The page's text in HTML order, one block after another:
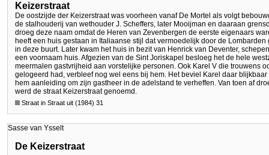
Keizerstraat
De oostzijde der Keizerstraat was voorheen vanaf De Mortel als volgt
de stalhouderij van wethouder J. Scheffers, later Mooijman en daaraan
droeg deze naam omdat de Heren van Zevenbergen de eerste eigenaars
heeft een huis gestaan in Italiaanse stijl dat vermoedelijk door de
in deze buurt. Later kwam het huis in bezit van Henrick van Deventer,
een voornaam huis. Afgezien van de Sint Joriskapel besloeg het de hele
meermalen gastvrijheid aan vorstelijke personen. Ook Karel V die trouwens
gelogeerd had, verbleef nog wel eens bij hem. Het beviel Karel daar
hem aanleiding om zijn gastheer in de adelstand te verheffen. Van toen af
werd de straat Keizerstraat genoemd.
Straat in Straat uit (1984) 31
Sasse van Ysselt
De Keizerstraat